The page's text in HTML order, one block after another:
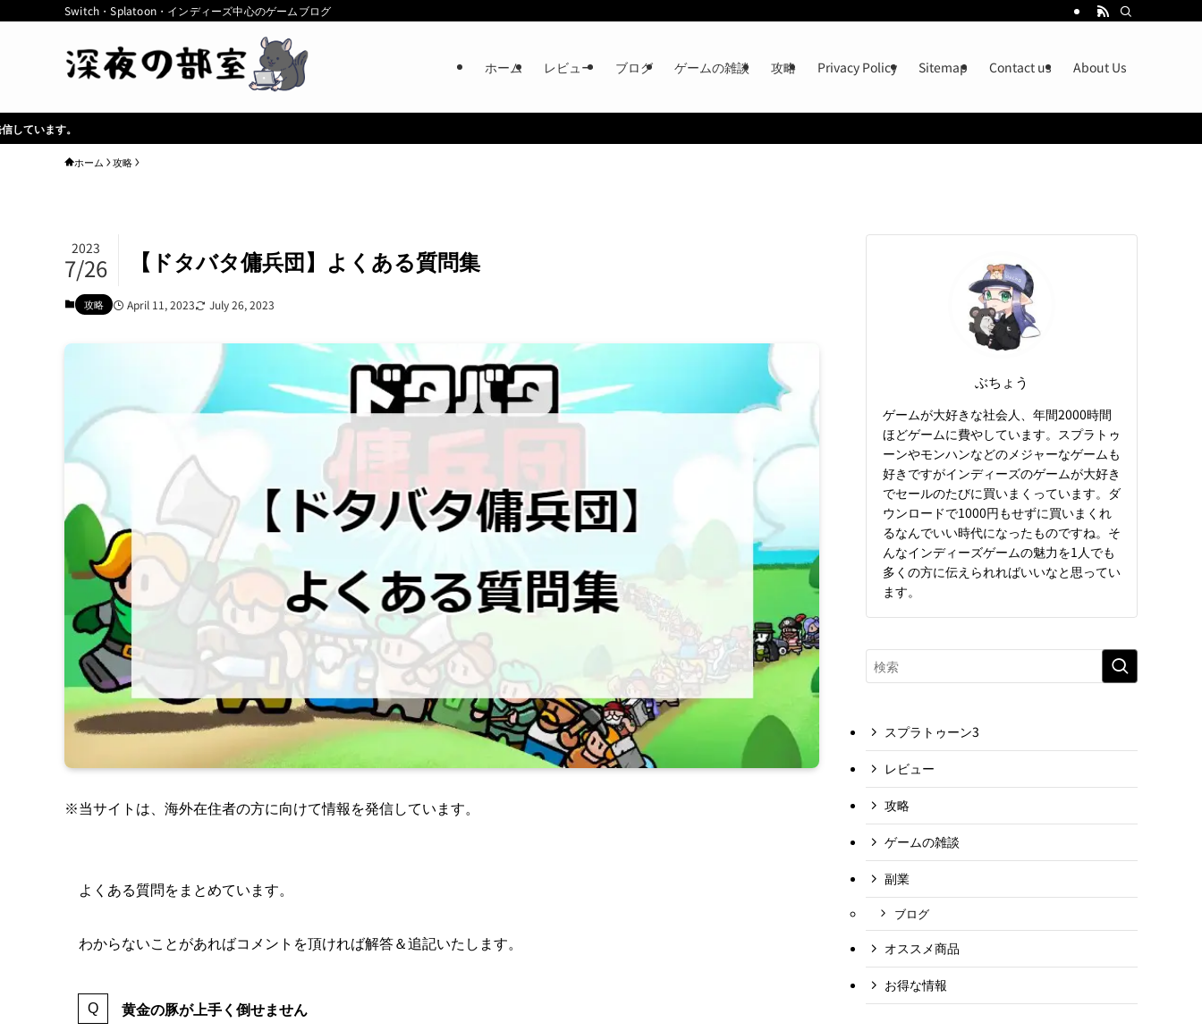
Switch・Splatoon・インディーズ中心のゲームブログ
ホーム レビュー ブログ ゲームの雑談 攻略 Privacy Policy Sitemap Contact us About Us
ホーム 攻略
【ドタバタ傭兵団】よくある質問集
2023
7/26
攻略 April 11, 2023 July 26, 2023
※当サイトは、海外在住者の方に向けて情報を発信しています。
よくある質問をまとめています。
わからないことがあればコメントを頂ければ解答＆追記いたします。
黄金の豚が上手く倒せません
ぶちょう
ゲームが大好きな社会人、年間2000時間
ほどゲームに費やしています。スプラトゥ
ーンやモンハンなどのメジャーなゲームも
好きですがインディーズのゲームが大好き
でセールのたびに買いまくっています。ダ
ウンロードで1000円もせずに買いまくれ
るなんでいい時代になったものですね。そ
んなインディーズゲームの魅力を1人でも
多くの方に伝えられればいいなと思ってい
ます。
スプラトゥーン3
レビュー
攻略
ゲームの雑談
副業
ブログ
オススメ商品
お得な情報